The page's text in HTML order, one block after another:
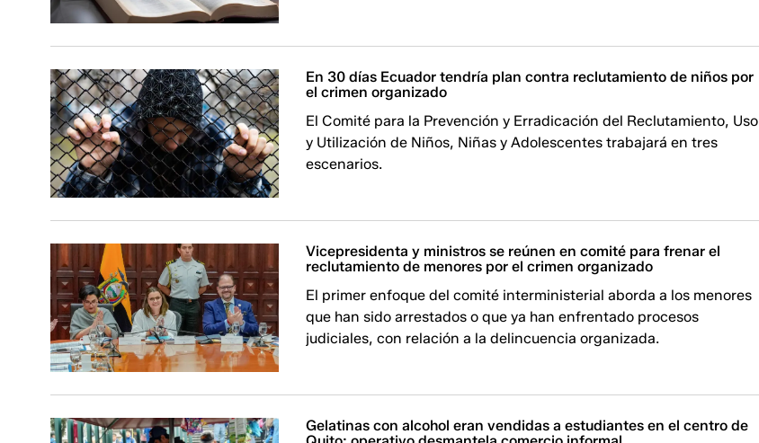
En 30 días Ecuador tendría plan contra reclutamiento de niños por
el crimen organizado
El Comité para la Prevención y Erradicación del Reclutamiento, Uso
y Utilización de Niños, Niñas y Adolescentes trabajará en tres
escenarios.
Vicepresidenta y ministros se reúnen en comité para frenar el
reclutamiento de menores por el crimen organizado
El primer enfoque del comité interministerial aborda a los menores
que han sido arrestados o que ya han enfrentado procesos
judiciales, con relación a la delincuencia organizada.
Gelatinas con alcohol eran vendidas a estudiantes en el centro de